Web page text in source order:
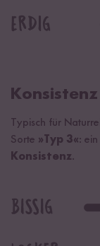
Konsistenz
Typisch für
Sorte »Typ 3«: ein
Konsistenz.